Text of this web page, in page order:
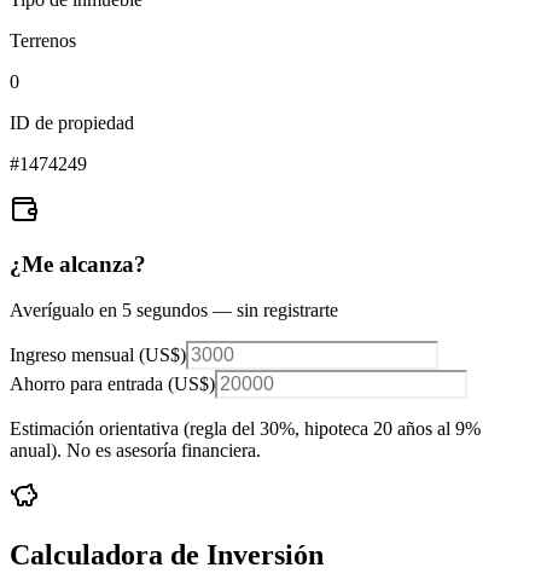
Terrenos
0
ID de propiedad
#1474249
¿Me alcanza?
Averígualo en 5 segundos — sin registrarte
Ingreso mensual (US$)
Ahorro para entrada (US$)
Estimación orientativa (regla del 30%, hipoteca 20 años al 9%
anual). No es asesoría financiera.
Calculadora de Inversión